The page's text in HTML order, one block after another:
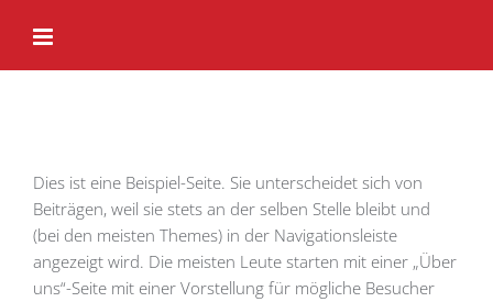
Inhalt
springen
Dies ist eine Beispiel-Seite. Sie unterscheidet sich von
Beiträgen, weil sie stets an der selben Stelle bleibt und
(bei den meisten Themes) in der Navigationsleiste
angezeigt wird. Die meisten Leute starten mit einer „Über
uns“-Seite mit einer Vorstellung für mögliche Besucher